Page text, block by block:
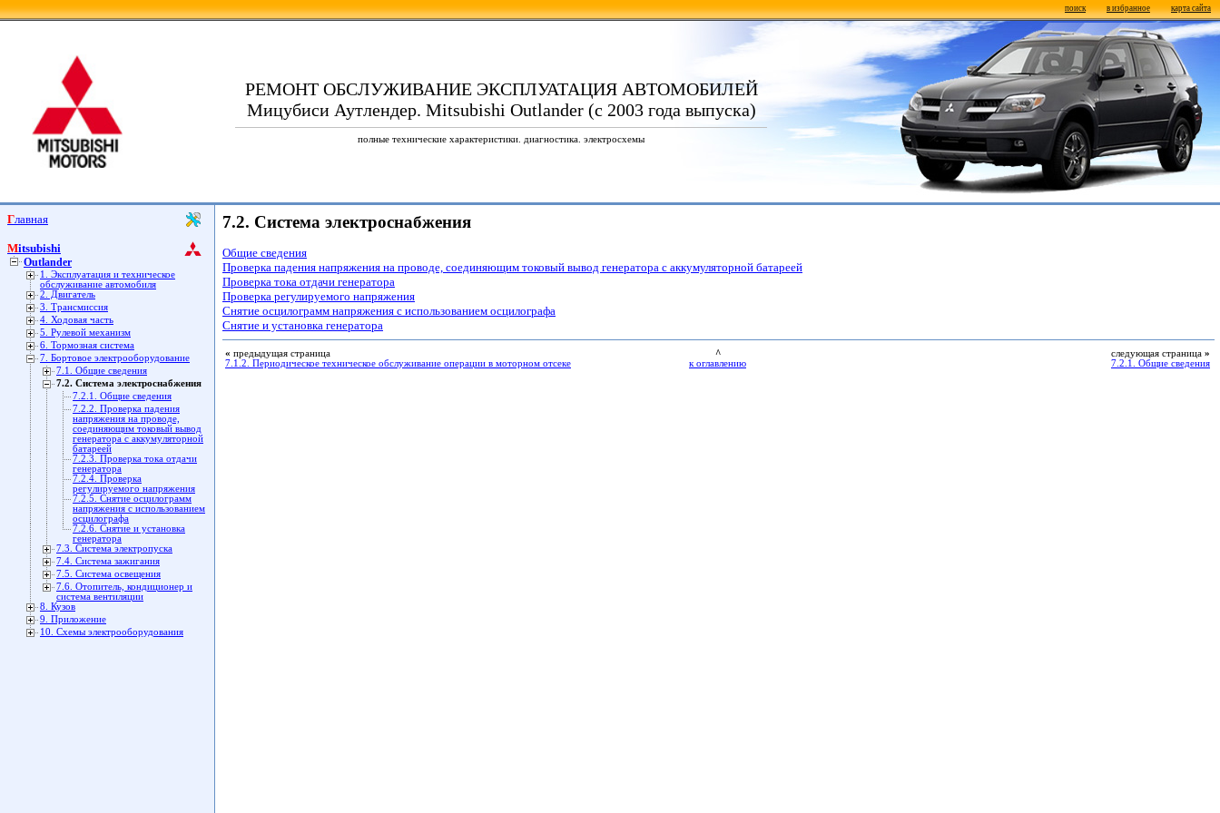
поиск в избранное карта сайта
РЕМОНТ ОБСЛУЖИВАНИЕ ЭКСПЛУАТАЦИЯ АВТОМОБИЛЕЙ
Мицубиси Аутлендер. Mitsubishi Outlander (с 2003 года выпуска)
полные технические характеристики. диагностика. электросхемы
Главная
Mitsubishi
Outlander
1. Эксплуатация и техническое
обслуживание автомобиля
2. Двигатель
3. Трансмиссия
4. Ходовая часть
5. Рулевой механизм
6. Тормозная система
7. Бортовое электрооборудование
7.1. Общие сведения
7.2. Система электроснабжения
7.2.1. Общие сведения
7.2.2. Проверка падения
напряжения на проводе,
соединяющим токовый вывод
генератора с аккумуляторной
батареей
7.2.3. Проверка тока отдачи
генератора
7.2.4. Проверка
регулируемого напряжения
7.2.5. Снятие осцилограмм
напряжения с использованием
осцилографа
7.2.6. Снятие и установка
генератора
7.3. Система электропуска
7.4. Система зажигания
7.5. Система освещения
7.6. Отопитель, кондиционер и
система вентиляции
8. Кузов
9. Приложение
10. Схемы электрооборудования
7.2. Система электроснабжения
Общие сведения
Проверка падения напряжения на проводе, соединяющим токовый вывод генератора с аккумуляторной батареей
Проверка тока отдачи генератора
Проверка регулируемого напряжения
Снятие осцилограмм напряжения с использованием осцилографа
Снятие и установка генератора
« предыдущая страница
7.1.2. Периодическое техническое обслуживание операции в моторном отсеке
^
к оглавлению
следующая страница »
7.2.1. Общие сведения